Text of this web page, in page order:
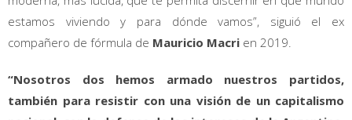
estamos viviendo y para dónde vamos”, siguió el ex
compañero de fórmula de Mauricio Macri en 2019.
“Nosotros dos hemos armado nuestros partidos,
también para resistir con una visión de un capitalismo